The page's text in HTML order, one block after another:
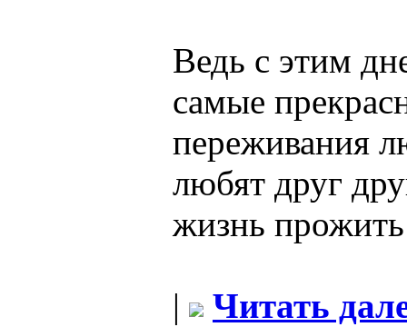
Ведь с этим
самые
переживания
любят друг
жизнь
| Читать